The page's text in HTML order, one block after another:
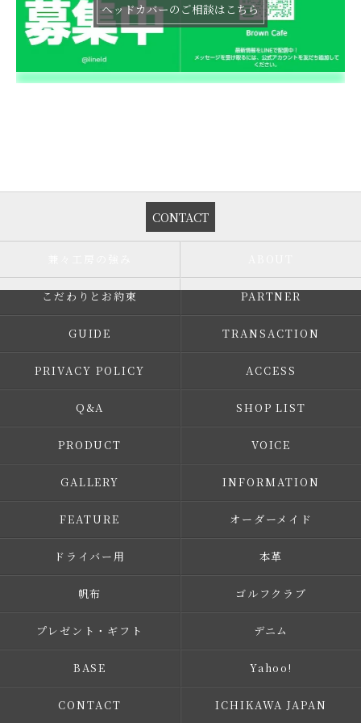
ヘッドカバーのご相談はこちら
CONTACT
こだわりとお約束 PARTNER
GUIDE TRANSACTION
PRIVACY POLICY ACCESS
Q&A SHOP LIST
PRODUCT VOICE
GALLERY INFORMATION
FEATURE オーダーメイド
ドライバー用 本革
帆布 ゴルフクラブ
プレゼント・ギフト デニム
BASE Yahoo!
CONTACT ICHIKAWA JAPAN